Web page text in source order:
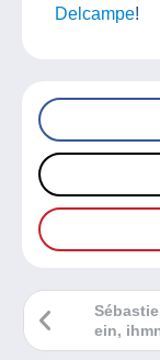
Delcampe!
ein,
Haus